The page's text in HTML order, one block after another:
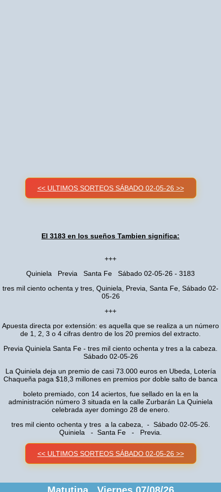
<< ULTIMOS SORTEOS SÁBADO 02-05-26 >>
El 3183 en los sueños Tambien significa:
+++
Quiniela Previa Santa Fe Sábado 02-05-26 - 3183
tres mil ciento ochenta y tres, Quiniela, Previa, Santa Fe, Sábado 02-
05-26
+++
Apuesta directa por extensión: es aquella que se realiza a un número
de 1, 2, 3 o 4 cifras dentro de los 20 premios del extracto.
Previa Quiniela Santa Fe - tres mil ciento ochenta y tres a la cabeza.
Sábado 02-05-26
La Quiniela deja un premio de casi 73.000 euros en Ubeda, Lotería
Chaqueña paga $18,3 millones en premios por doble salto de banca
boleto premiado, con 14 aciertos, fue sellado en la en la
administración número 3 situada en la calle Zurbarán La Quiniela
celebrada ayer domingo 28 de enero.
tres mil ciento ochenta y tres a la cabeza, - Sábado 02-05-26.
Quiniela - Santa Fe - Previa.
<< ULTIMOS SORTEOS SÁBADO 02-05-26 >>